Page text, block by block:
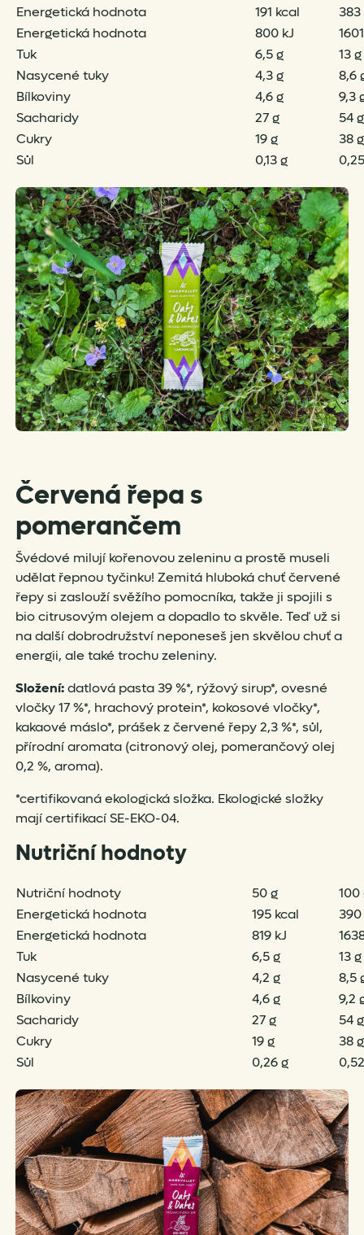
Energetická hodnota 191 kcal
Energetická hodnota
800 kJ
Tuk
6,5 g
13 g
Nasycené tuky
4,3 g
8,6
Bílkoviny
4,6 g
9,3
Sacharidy
27 g
54 g
Cukry
19 g
38 g
Sůl
0,13 g
Červená řepa s
pomerančem
Švédové milují kořenovou zeleninu a prostě museli
udělat řepnou tyčinku! Zemitá hluboká chuť červené
řepy si zaslouží svěžího pomocníka, takže ji spojili s
bio citrusovým olejem a dopadlo to skvěle. Teď už si
na další dobrodružství neponeseš jen skvělou chuť a
energii, ale také trochu zeleniny.
Složení:datlová pasta 39 %*, rýžový sirup*, ovesné
vločky 17 %*, hrachový protein*, kokosové vločky*,
kakaové máslo*, prášek z červené řepy 2,3 %*, sůl,
přírodní aromata (citronový olej, pomerančový olej
0,2 %, aroma).
*certifikovaná ekologická složka. Ekologické složky
mají certifikací SE-EKO-04.
Nutriční hodnoty
Nutriční hodnoty 50 g
100
Energetická hodnota
195 kcal
Energetická hodnota
819 kJ
Tuk
6,5 g
13 g
Nasycené tuky
4,2 g
8,5
Bílkoviny
4,6 g
9,2
Sacharidy
27 g
54 g
Cukry
19 g
38 g
Sůl
0,26 g